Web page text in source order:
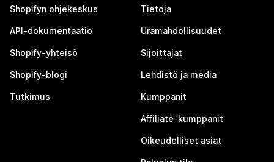
Shopifyn ohjekeskus
API-dokumentaatio
Shopify-yhteisö
Shopify-blogi
Tutkimus
Tietoja
Uramahdollisuudet
Sijoittajat
Lehdistö ja media
Kumppanit
Affiliate-kumppanit
Oikeudelliset asiat